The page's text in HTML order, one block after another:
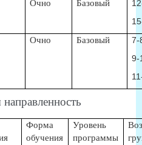
Очно Базовый
Очно Базовый
7-
9-
Форма
обучения
Уровень
программы